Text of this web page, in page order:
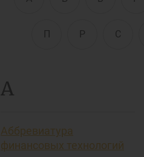
П Р С
А
Аббревиатура
финансовых технологий